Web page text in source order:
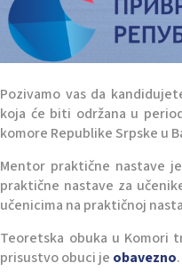
Pozivamo vas da
koja će biti održana u
komore Republike Srpske u
Mentor praktične nastave
praktične nastave za
učenicima na praktičnoj
Teoretska obuka u Komori
prisustvo obuci je obavezno.